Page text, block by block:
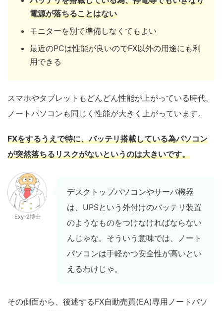
電源が落ちることはない
モニターを別で準備しなくてもよい
最近のPCは性能が良いのでFX以外の用途にも利
用できる
スマホやタブレットもどんどん性能が上がっている時代。
ノートパソコンも同じく性能が大きく上がっています。
FXをするうえで特に、バッテリ搭載している為パソコン
が突然落ちるリスクがないというのは大きいです。
Exy-2博士
デスクトップパソコンやサーバ機器
は、UPSという外付けのバッテリ装置
のようなものをつけなければならない
んじゃな。そういう意味では、ノート
パソコンは手軽かつ安全性が高いとい
えるわけじゃ。
その側面から、後述するFX自動売買(EA)専用ノートパソ